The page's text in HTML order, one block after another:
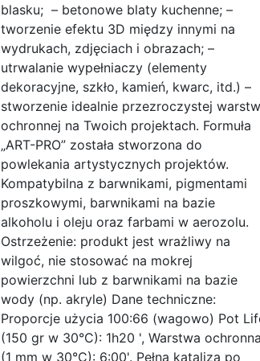
blasku; – betonowe blaty kuchenne; –
tworzenie efektu 3D między innymi na
wydrukach, zdjęciach i obrazach; –
utrwalanie wypełniaczy (elementy
dekoracyjne, szkło, kamień, kwarc, itd.) –
stworzenie idealnie przezroczystej
ochronnej na Twoich projektach. Formuła
„ART-PRO” została stworzona do
powlekania artystycznych projektów.
Kompatybilna z barwnikami, pigmentami
proszkowymi, barwnikami na bazie
alkoholu i oleju oraz farbami w aerozolu.
Ostrzeżenie: produkt jest wrażliwy na
wilgoć, nie stosować na mokrej
powierzchni lub z barwnikami na bazie
wody (np. akryle) Dane techniczne:
Proporcje użycia 100:66 (wagowo) Pot
(150 gr w 30°C): 1h20 ', Warstwa ochronna
(1 mm w 30°C): 6:00'. Pełna kataliza po